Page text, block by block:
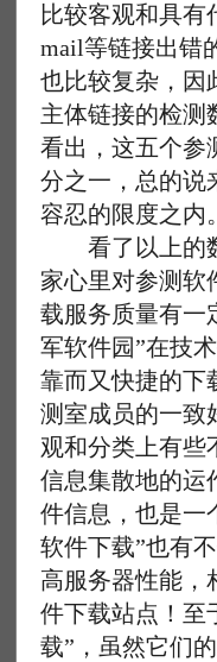
比较客观和具有
mail等链接出错
也比较复杂，因
主体链接的检测
看出，这五个参
分之一，总的说
容忍的限度之内。
看了以上的数
家心里对参测软
载服务质量有一
军软件园”在技
靠而又快捷的下
测室成员的一致
观和分类上有些
信息集散地的运
件信息，也是一
软件下载”也有
高服务器性能，
件下载站点！至
载”，虽然它们